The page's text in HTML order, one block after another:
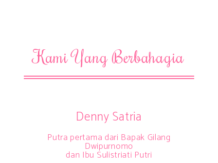
Kami Yang Berbahagia
Denny Satria
Putra pertama dari Bapak Gilang
Dwipurnomo
dan Ibu Sulistriati Putri